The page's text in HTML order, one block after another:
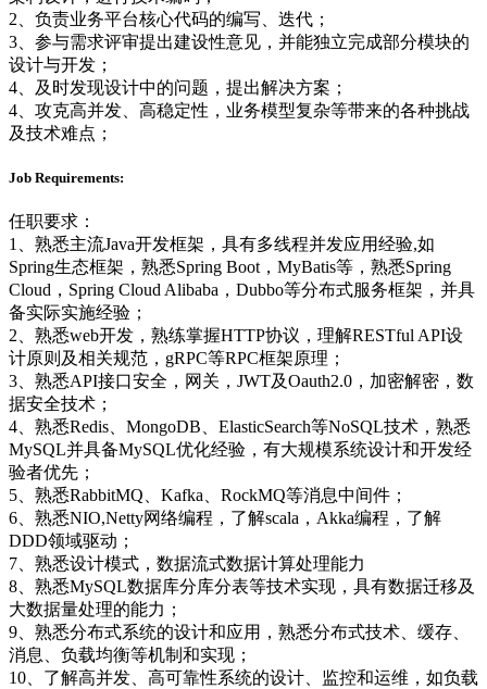
2、负责业务平台核心代码的编写、迭代；
3、参与需求评审提出建设性意见，并能独立完成部分模块的
设计与开发；
4、及时发现设计中的问题，提出解决方案；
4、攻克高并发、高稳定性，业务模型复杂等带来的各种挑战
及技术难点；
Job Requirements:
任职要求：
1、熟悉主流Java开发框架，具有多线程并发应用经验,如
Spring生态框架，熟悉Spring Boot，MyBatis等，熟悉Spring
Cloud，Spring Cloud Alibaba，Dubbo等分布式服务框架，并具
备实际实施经验；
2、熟悉web开发，熟练掌握HTTP协议，理解RESTful API设
计原则及相关规范，gRPC等RPC框架原理；
3、熟悉API接口安全，网关，JWT及Oauth2.0，加密解密，数
据安全技术；
4、熟悉Redis、MongoDB、ElasticSearch等NoSQL技术，熟悉
MySQL并具备MySQL优化经验，有大规模系统设计和开发经
验者优先；
5、熟悉RabbitMQ、Kafka、RockMQ等消息中间件；
6、熟悉NIO,Netty网络编程，了解scala，Akka编程，了解
DDD领域驱动；
7、熟悉设计模式，数据流式数据计算处理能力
8、熟悉MySQL数据库分库分表等技术实现，具有数据迁移及
大数据量处理的能力；
9、熟悉分布式系统的设计和应用，熟悉分布式技术、缓存、
消息、负载均衡等机制和实现；
10、了解高并发、高可靠性系统的设计、监控和运维，如负载